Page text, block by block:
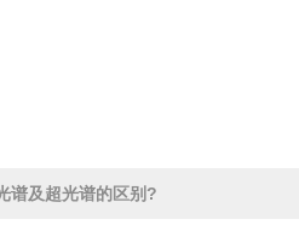
谱及超光谱的区别?